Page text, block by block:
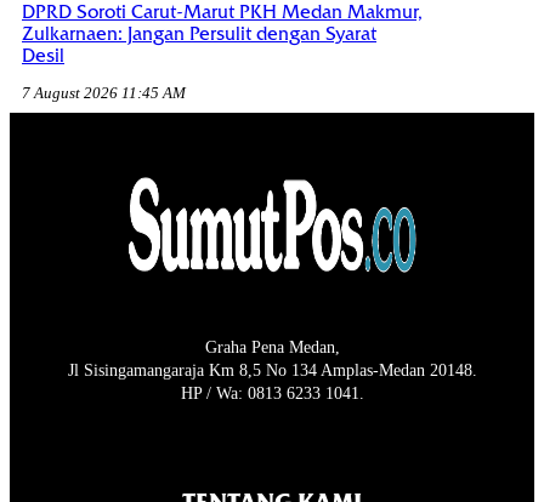
DPRD Soroti Carut-Marut PKH Medan Makmur,
Zulkarnaen: Jangan Persulit dengan Syarat
Desil
7 August 2026 11:45 AM
Graha Pena Medan,
Jl Sisingamangaraja Km 8,5 No 134 Amplas-Medan 20148.
HP / Wa: 0813 6233 1041.